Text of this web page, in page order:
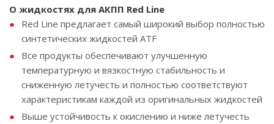
О жидкостях для АКПП Red Line
Red Line предлагает самый широкий выбор полностью
синтетических жидкостей ATF
Все продукты обеспечивают улучшенную
температурную и вязкостную стабильность и
сниженную летучесть и полностью соответствуют
характеристикам каждой из оригинальных жидкостей
Выше устойчивость к окислению и ниже летучесть